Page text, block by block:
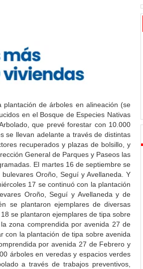
de árboles en alineación (se
en el Bosque de Especies Nativas
que prevé forestar con 10.000
se llevan adelante a través de distintas
recuperados y plazas de bolsillo, y
General de Parques y Paseos las
El martes 16 de septiembre se
Oroño, Seguí y Avellaneda. Y
17 se continuó con la plantación
Oroño, Seguí y Avellaneda y de
se plantaron ejemplares de diversas
se plantaron ejemplares de tipa sobre
zona comprendida por avenida 27 de
con la plantación de tipa sobre avenida
por avenida 27 de Febrero y
árboles en veredas y espacios verdes
a través de trabajos preventivos,